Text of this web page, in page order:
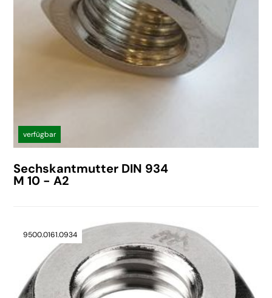
verfügbar
Sechskantmutter DIN 934
M 10 - A2
9500.0161.0934